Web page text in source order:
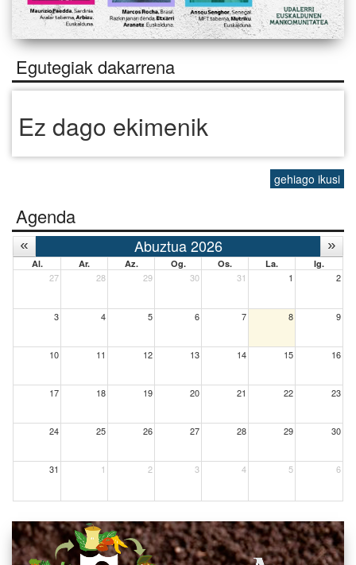
Egutegiak dakarrena
Ez dago ekimenik
gehiago ikusi
Agenda
Abuztua 2026
Al. Ar. Az. Og. Os. La. Ig.
27 28 29 30 31 1 2
3 4 5 6 7 8 9
10 11 12 13 14 15 16
17 18 19 20 21 22 23
24 25 26 27 28 29 30
31 1 2 3 4 5 6